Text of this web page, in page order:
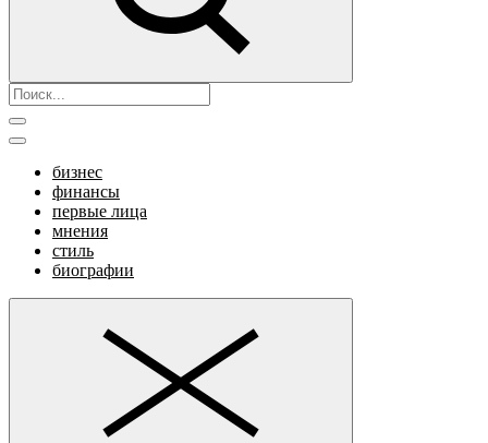
бизнес
финансы
первые лица
мнения
стиль
биографии